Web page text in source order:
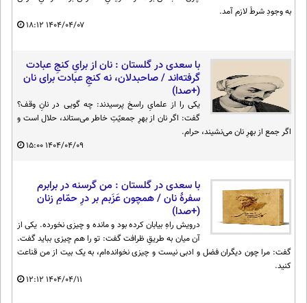
به وجودِ شرطْ لازم آمد.
۱۴۰۴/۰۴/۰۷ ۱۸:۱۲
با سعدی در گلستان : نان از برایِ کنجِ عبادت
گرفته‌اند / صاحبدلان، نه کنجِ عبادت برای نان
(+صدا)
یکی را از علمایِ راسخ پرسیدند: چه گویی در نانِ وقف؟
گفت: اگر نان از بهرِ جمعیّتِ خاطر می‌ستاند، حلال است و
اگر جمع از بهرِ نان می‌نشیند، حرام.
۱۴۰۴/۰۴/۰۹۱۵:۰۰
با سعدی در گلستان : من گرسنه در برابرم
سفرهٔ نان / همچون عَزَبم بر درِ حمّامِ زنان
(+صدا)
درویش راهِ بیابان کرده بود و مانده و چیزی نخورده. یکی از
آن میان به طریقِ ظرافت گفت: تو را هم چیزی بباید گفت.
گفت: مرا چون دیگران فضل و ادبی نیست و چیزی نخوانده‌ام، به یک بیت از من قناعت
کنید.
۱۴۰۴/۰۴/۱۱ ۱۲:۱۲